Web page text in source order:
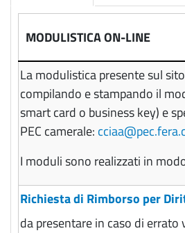
MODULISTICA ON-LINE
La modulistica presente sul
compilando e stampando il
smart card o business key) e
PEC camerale:
I moduli sono realizzati in
Richiesta di Rimborso per
da presentare in caso di